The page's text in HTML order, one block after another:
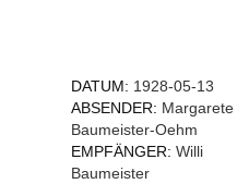
DATUM: 1928-05-13
ABSENDER: Margarete
Baumeister-Oehm
EMPFÄNGER:Willi
Baumeister